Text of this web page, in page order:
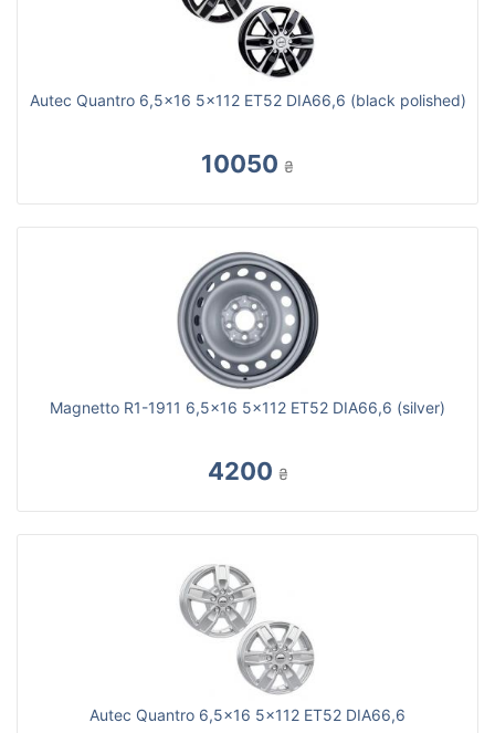
Autec Quantro 6,5x16 5x112 ET52 DIA66,6 (black polished)
10050 ₴
Magnetto R1-1911 6,5x16 5x112 ET52 DIA66,6 (silver)
4200 ₴
Autec Quantro 6,5x16 5x112 ET52 DIA66,6